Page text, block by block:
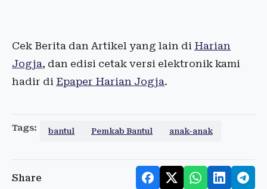
Cek Berita dan Artikel yang lain di Harian
Jogja, dan edisi cetak versi elektronik kami
hadir di Epaper Harian Jogja.
Tags: bantul Pemkab Bantul anak-anak
Share